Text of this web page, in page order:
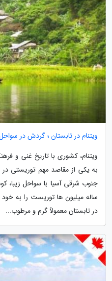
ویتنام در تابستان ؛ گردش در
ویتنام، کشوری با تاریخ غنی و
به یکی از مقاصد مهم توریستی
جنوب شرقی آسیا با سواحل زیبا،
ساله میلیون ها توریست را به
در تابستان معمولاً گرم و مرطوب...